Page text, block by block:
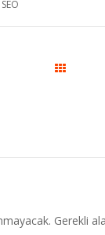
SEO
Gerekli